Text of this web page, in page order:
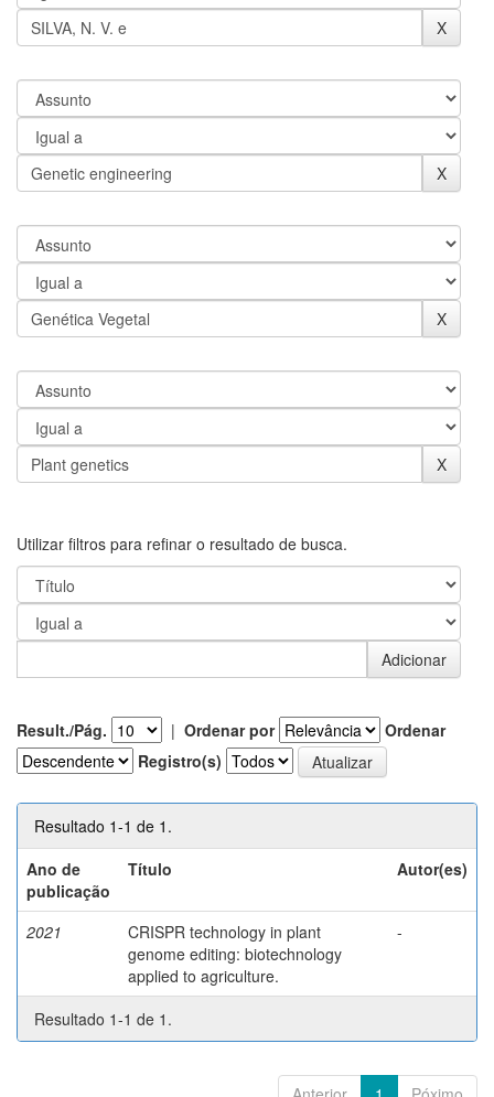
Utilizar filtros para refinar o resultado de busca.
Result./Pág. | Ordenar por
Ordenar
Registro(s)
Resultado 1-1 de 1.
Ano de
publicação
Título Autor(es)
2021
CRISPR technology in plant
genome editing: biotechnology
applied to agriculture.
-
Resultado 1-1 de 1.